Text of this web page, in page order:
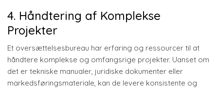
4. Håndtering af Komplekse
Projekter
Et oversættelsesbureau har erfaring og ressourcer til at
håndtere komplekse og omfangsrige projekter. Uanset om
det er tekniske manualer, juridiske dokumenter eller
markedsføringsmateriale, kan de levere konsistente og